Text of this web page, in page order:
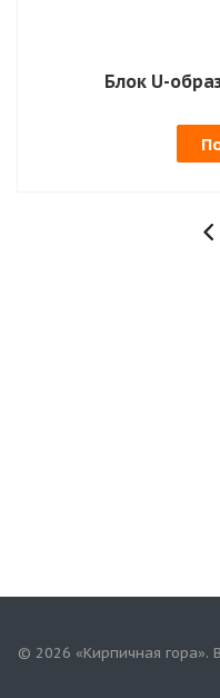
Блок U-
© 2026 «Кирпичная гора».